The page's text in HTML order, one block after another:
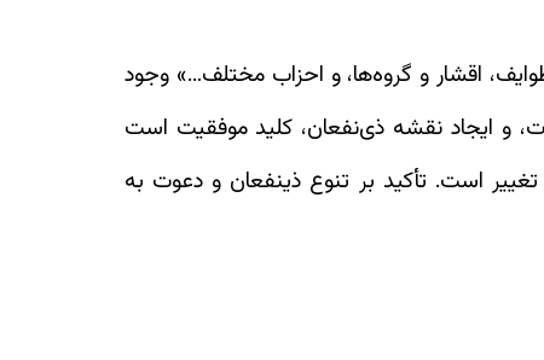
طوایف، اقشار و گروه‌ها، و احزاب مختلف…» وجود
و ایجاد نقشه ذی‌نفعان، کلید موفقیت است
تغییر است. تأکید بر تنوع ذینفعان و دعوت به